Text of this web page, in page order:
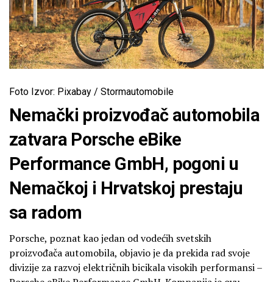
Foto Izvor: Pixabay / Stormautomobile
Nemački proizvođač automobila
zatvara Porsche eBike
Performance GmbH, pogoni u
Nemačkoj i Hrvatskoj prestaju
sa radom
Porsche, poznat kao jedan od vodećih svetskih
proizvođača automobila, objavio je da prekida rad svoje
divizije za razvoj električnih bicikala visokih performansi –